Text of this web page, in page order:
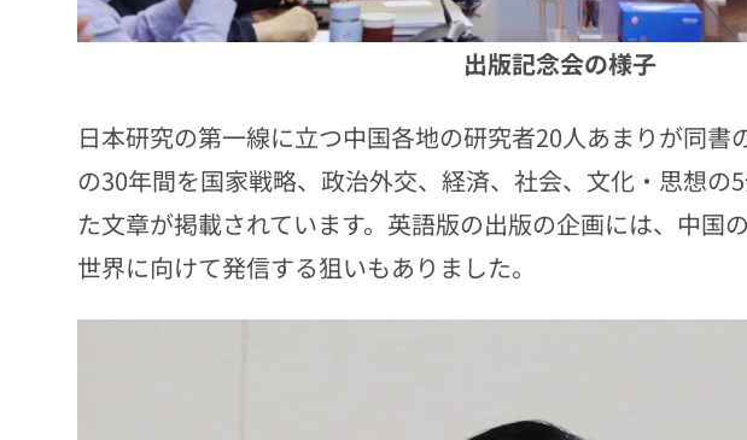
出版記念会の様子
日本研究の第一線に立つ中国各地の研究者20人あまりが同書
の30年間を国家戦略、政治外交、経済、社会、文化・思想の
た文章が掲載されています。英語版の出版の企画には、中国
世界に向けて発信する狙いもありました。